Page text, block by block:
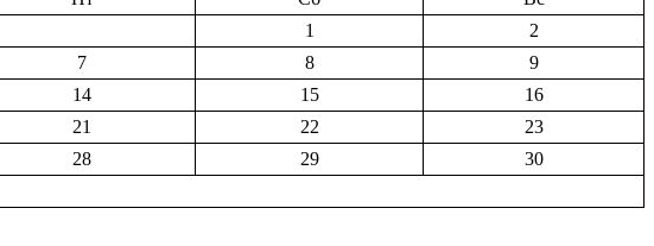
1
2
7 8
9
14 15
16
21 22
23
28 29
30